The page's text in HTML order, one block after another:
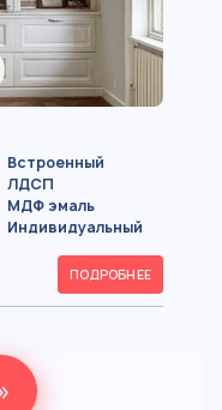
Встроенный
ЛДСП
МДФ эмаль
Индивидуальный
ПОДРОБНЕЕ